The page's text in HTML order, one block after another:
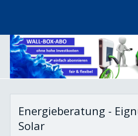
Start
Internet
Energieberatung -
Solar